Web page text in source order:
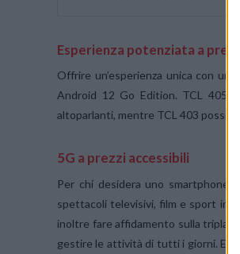
Esperienza potenziata a
Offrire un’esperienza unica con
Android 12 Go Edition. TCL 405
altoparlanti, mentre TCL 403
5G a prezzi accessibili
Per chi desidera uno smartphone
spettacoli televisivi, film e sport in
inoltre fare affidamento sulla tripla
gestire le attività di tutti i giorni. E